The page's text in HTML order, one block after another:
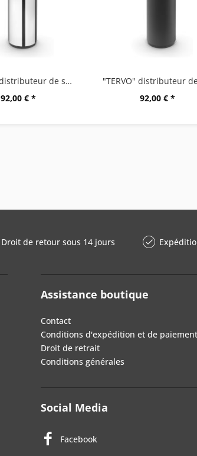
"TERVO" distributeur de savon à capteur, haute...
92,00 € *
92,00 € *
Droit de retour sous 14 jours
Assistance boutique
Contact
Conditions d'expédition et de paiement
Droit de retrait
Conditions générales
Social Media
Facebook